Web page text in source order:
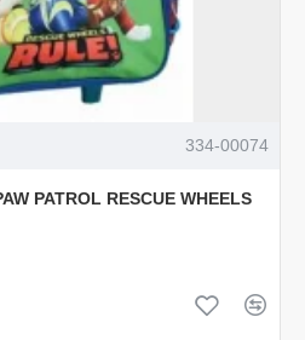
334-00074
PATROL RESCUE WHEELS